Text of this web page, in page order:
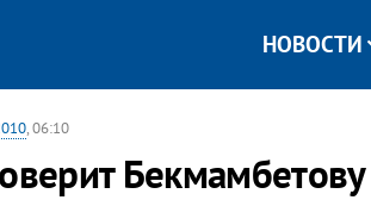
НОВОСТИ
, 06:10